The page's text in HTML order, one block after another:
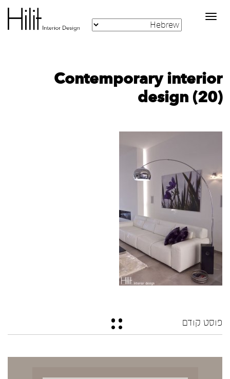
Toggle
navigation
Contemporary interior
design (20)
פוסט קודם